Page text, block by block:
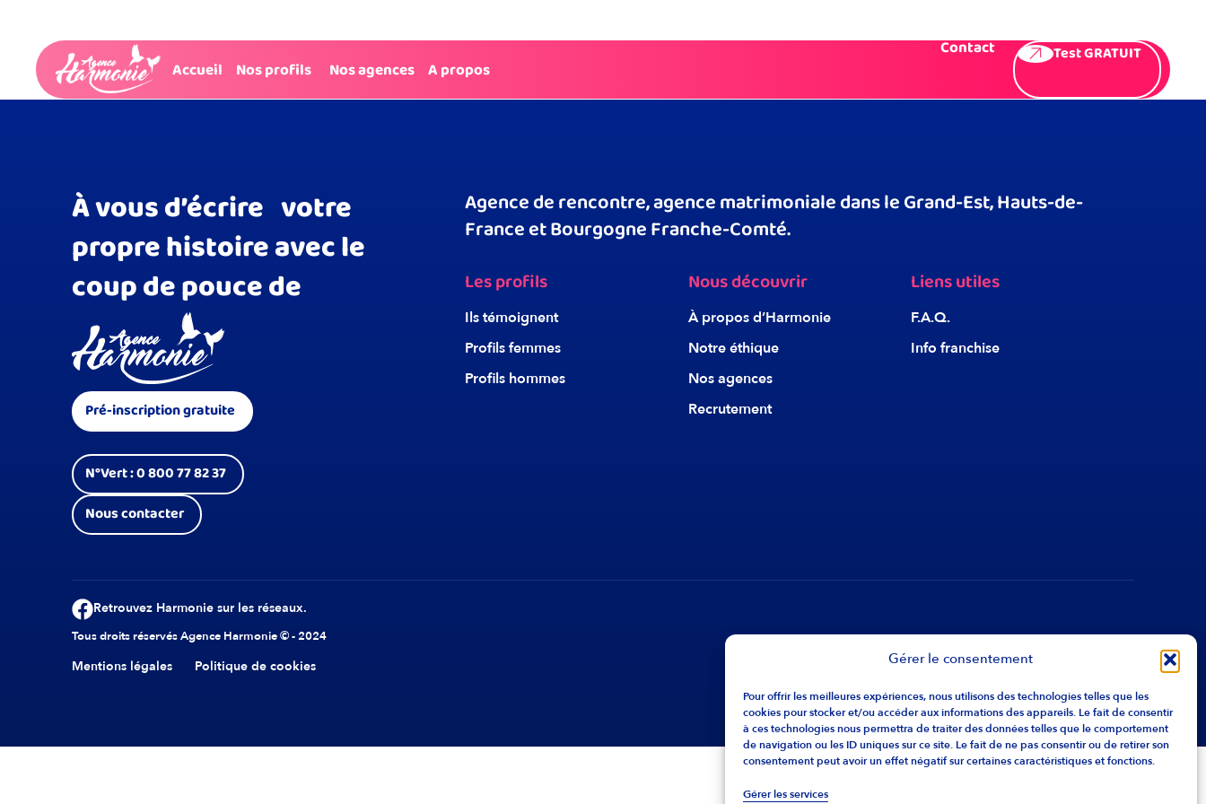
Gérer le consentement
Pour offrir les meilleures expériences, nous utilisons des technologies telles que les
cookies pour stocker et/ou accéder aux informations des appareils. Le fait de consentir
à ces technologies nous permettra de traiter des données telles que le comportement
de navigation ou les ID uniques sur ce site. Le fait de ne pas consentir ou de retirer son
consentement peut avoir un effet négatif sur certaines caractéristiques et fonctions.
Gérer les services
Accueil Nos profils Nos agences A propos
Contact Test GRATUIT
Nouveau logo
Lifting de notre charte graphique (logo)
À vous d’écrire votre
propre histoire avec le
coup de pouce de
Pré-inscription gratuite
N°Vert : 0 800 77 82 37
Nous contacter
Agence de rencontre, agence matrimoniale dans le Grand-Est, Hauts-de-
France et Bourgogne Franche-Comté.
Les profils
Ils témoignent
Profils femmes
Profils hommes
Nous découvrir
À propos d’Harmonie
Notre éthique
Nos agences
Recrutement
Liens utiles
F.A.Q.
Info franchise
Retrouvez Harmonie sur les réseaux.
Tous droits réservés Agence Harmonie © - 2024
Mentions légales Politique de cookies